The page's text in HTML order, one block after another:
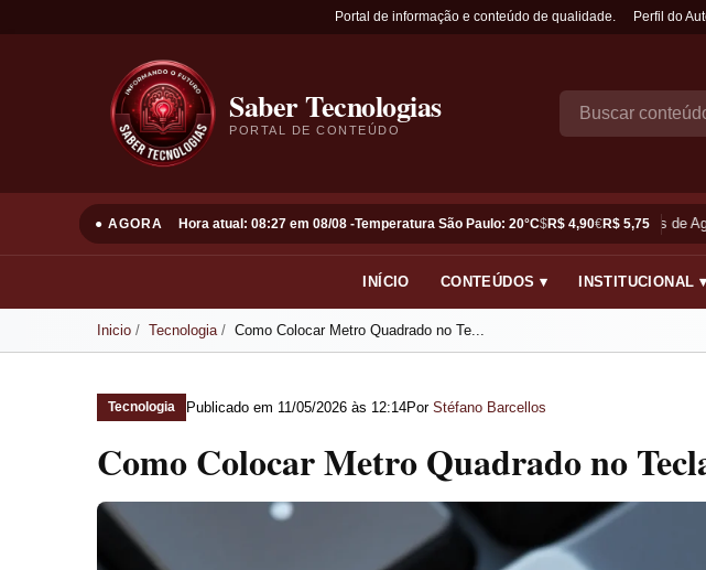
Portal de informação e conteúdo de qualidade. Perfil do
Saber Tecnologias
PORTAL DE CONTEÚDO
● AGORA Hora atual: 08:27 em 08/08 -Temperatura São Paulo: 20°C$R$ 4,90€R$ 5,75
Frases de
INÍCIO CONTEÚDOS ▾ INSTITUCIONAL ▾
Inicio Tecnologia Como Colocar Metro Quadrado no Te...
Tecnologia Publicado em 11/05/2026 às 12:14Por Stéfano Barcellos
Como Colocar Metro Quadrado no